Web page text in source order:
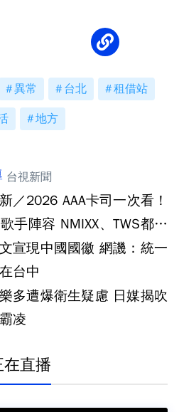
異常 台北 租借站
地方
台視新聞
／2026 AAA卡司一次看！
手陣容 NMIXX、TWS都要
宣現中國國徽 網譏：統一
台中
多遭爆衛生疑慮 日媒揭吹
凌
在直播